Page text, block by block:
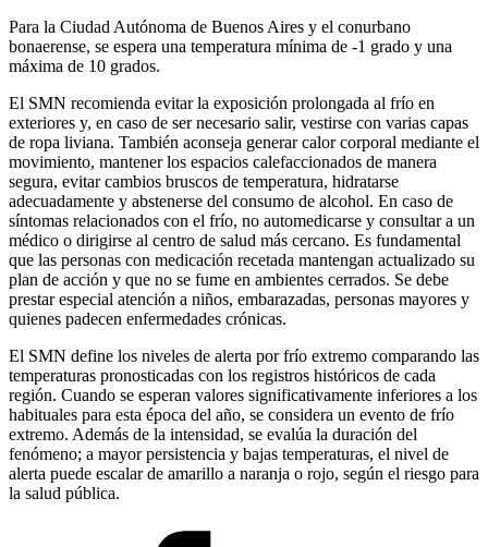
Para la Ciudad Autónoma de Buenos Aires y el conurbano
bonaerense, se espera una temperatura mínima de -1 grado y una
máxima de 10 grados.
El SMN recomienda evitar la exposición prolongada al frío en
exteriores y, en caso de ser necesario salir, vestirse con varias capas
de ropa liviana. También aconseja generar calor corporal mediante el
movimiento, mantener los espacios calefaccionados de manera
segura, evitar cambios bruscos de temperatura, hidratarse
adecuadamente y abstenerse del consumo de alcohol. En caso de
síntomas relacionados con el frío, no automedicarse y consultar a un
médico o dirigirse al centro de salud más cercano. Es fundamental
que las personas con medicación recetada mantengan actualizado su
plan de acción y que no se fume en ambientes cerrados. Se debe
prestar especial atención a niños, embarazadas, personas mayores y
quienes padecen enfermedades crónicas.
El SMN define los niveles de alerta por frío extremo comparando las
temperaturas pronosticadas con los registros históricos de cada
región. Cuando se esperan valores significativamente inferiores a los
habituales para esta época del año, se considera un evento de frío
extremo. Además de la intensidad, se evalúa la duración del
fenómeno; a mayor persistencia y bajas temperaturas, el nivel de
alerta puede escalar de amarillo a naranja o rojo, según el riesgo para
la salud pública.